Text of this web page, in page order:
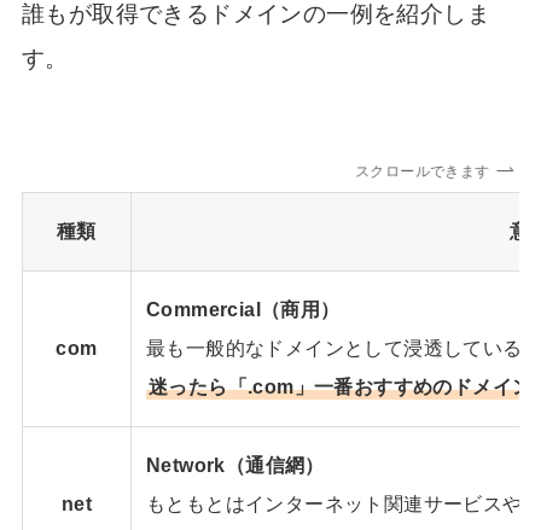
誰もが取得できるドメインの一例を紹介しま
す。
スクロールできます
種類 意
com
Commercial（商用）
最も一般的なドメインとして浸透している。
迷ったら「.com」一番おすすめのドメイン
net
Network（通信網）
もともとはインターネット関連サービスや